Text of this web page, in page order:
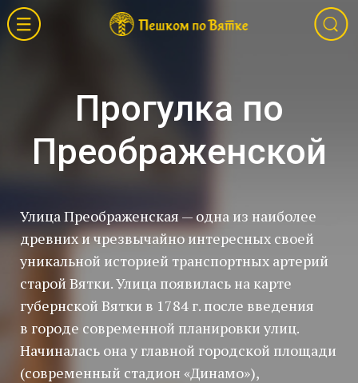
Прогулка по
Преображенской
Улица Преображенская — одна из наиболее
древних и чрезвычайно интересных своей
уникальной историей транспортных артерий
старой Вятки. Улица появилась на карте
губернской Вятки в 1784 г. после введения
в городе современной планировки улиц.
Начиналась она у главной городской площади
(современный стадион «Динамо»),